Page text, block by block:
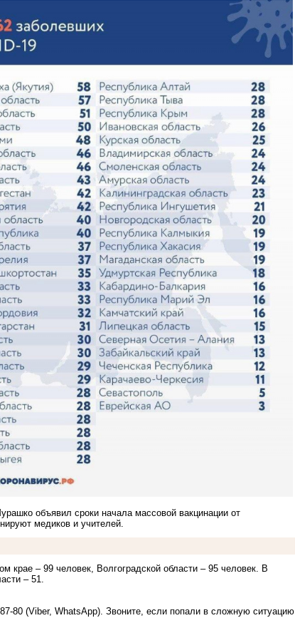
объявил сроки начала массовой вакцинации от
медиков и учителей.
крае – 99 человек, Волгоградской области – 95 человек. В
– 51.
80 (Viber, WhatsApp). Звоните, если попали в сложную ситуацию